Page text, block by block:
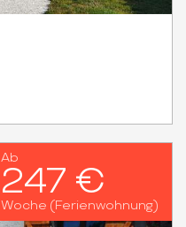
Ab
247 €
Woche (Ferienwohnung)